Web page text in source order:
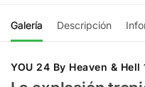
Galería Descripción
YOU 24 By Heaven & Hell